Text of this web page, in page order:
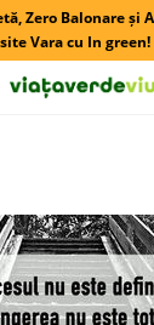
Zero Balonare și
site Vara cu In green!